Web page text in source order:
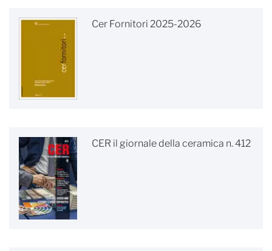
Cer Fornitori 2025-2026
CER il giornale della ceramica n. 412